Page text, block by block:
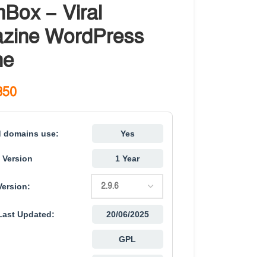
– Viral
WordPress
domains use: Yes
Version 1 Year
Updated: 20/06/2025
GPL